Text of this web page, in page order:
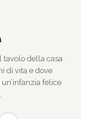
tavolo della casa
di vita e dove
felice